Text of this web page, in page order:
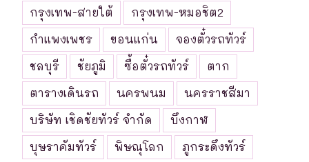
กรุงเทพ-สายใต้
กรุงเทพ-หมอชิต2
กำแพงเพชร
ขอนแก่น
จองตั๋วรถทัวร์
ชลบุรี
ชัยภูมิ ซื้อตั๋วรถทัวร์
ตาก
ตารางเดินรถ
นครพนม
นครราชสีมา
บริษัท เชิดชัยทัวร์ จำกัด
บึงกาฬ
บุษราคัมทัวร์
พิษณุโลก
ภูกระดึงทัวร์